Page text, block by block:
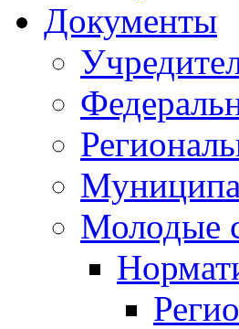
Документы
Молодые